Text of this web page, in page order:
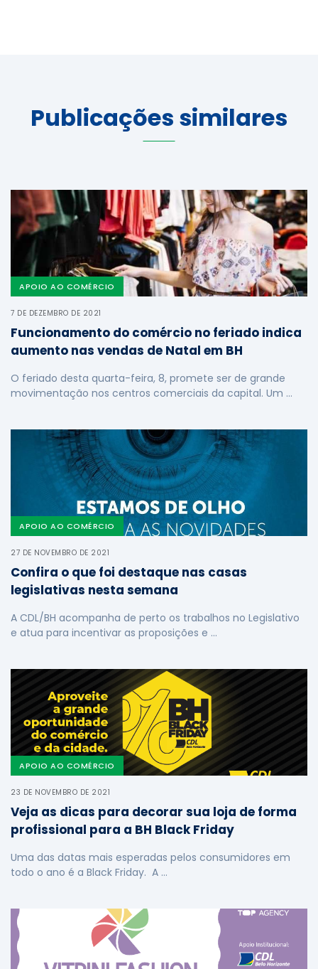
Publicações similares
APOIO AO COMÉRCIO
7 DE DEZEMBRO DE 2021
Funcionamento do comércio no feriado indica
aumento nas vendas de Natal em BH
O feriado desta quarta-feira, 8, promete ser de grande
movimentação nos centros comerciais da capital. Um …
APOIO AO COMÉRCIO
27 DE NOVEMBRO DE 2021
Confira o que foi destaque nas casas
legislativas nesta semana
A CDL/BH acompanha de perto os trabalhos no Legislativo
e atua para incentivar as proposições e …
APOIO AO COMÉRCIO
23 DE NOVEMBRO DE 2021
Veja as dicas para decorar sua loja de forma
profissional para a BH Black Friday
Uma das datas mais esperadas pelos consumidores em
todo o ano é a Black Friday. A …